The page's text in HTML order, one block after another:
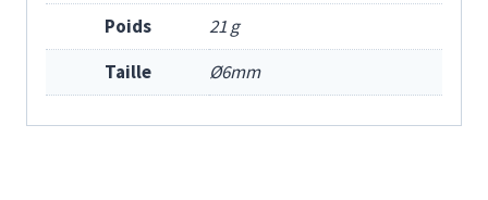
Poids
21 g
Taille
Ø6mm